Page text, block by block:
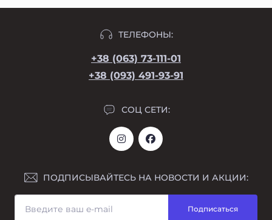
ТЕЛЕФОНЫ:
+38 (063) 73-111-01
+38 (093) 491-93-91
СОЦ СЕТИ:
ПОДПИСЫВАЙТЕСЬ НА НОВОСТИ И АКЦИИ:
Подписаться